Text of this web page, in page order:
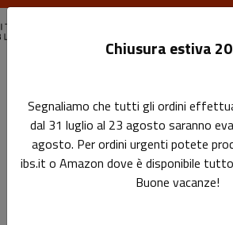
Fabiola
Pagina di Fabiola Colombo
Chiusura estiva
Segnaliamo che tutti gli ordini
dal 31 luglio al 23 agosto saranno
agosto. Per ordini urgenti potete
ibs.it o Amazon dove è disponibile
Buone vacanze!